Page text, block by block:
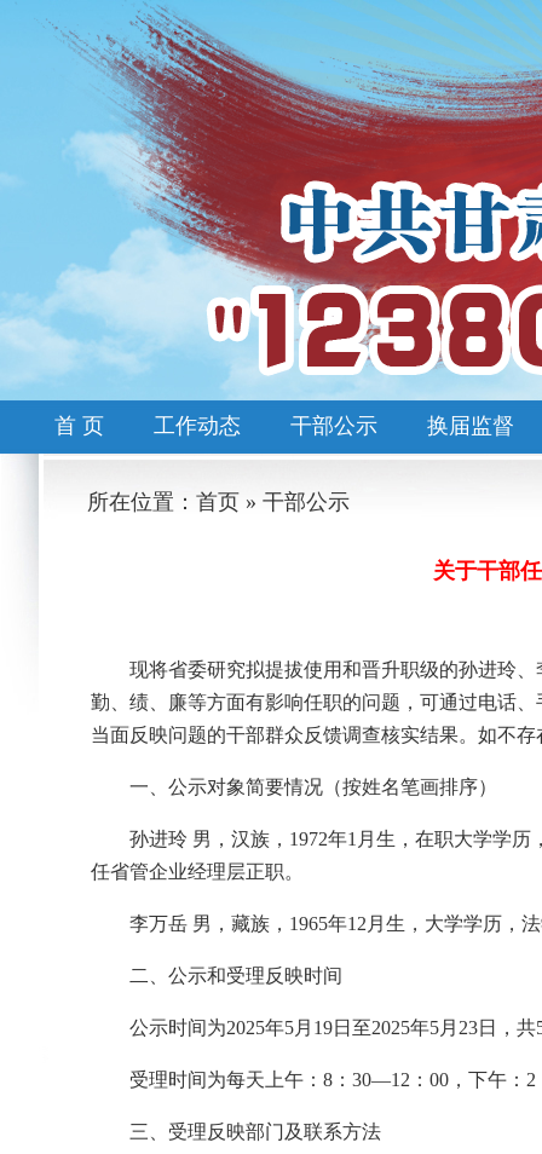
首 页 工作动态 干部公示 换届监督
所在位置：首页 » 干部公示
关于干部
现将省委研究拟提拔使用和晋升职级的孙进玲
勤、绩、廉等方面有影响任职的问题，可通过电话
当面反映问题的干部群众反馈调查核实结果。如不
一、公示对象简要情况（按姓名笔画排序）
孙进玲 男，汉族，1972年1月生，在职大学学
任省管企业经理层正职。
李万岳 男，藏族，1965年12月生，大学学历，
二、公示和受理反映时间
公示时间为2025年5月19日至2025年5月23日，
受理时间为每天上午：8：30—12：00，下午：
三、受理反映部门及联系方法